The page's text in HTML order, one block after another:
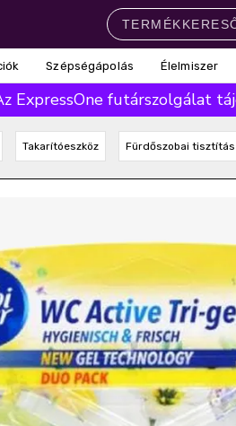
finish
Szépségápolás Élelmiszer
ExpressOne futárszolgálat
Takarítóeszköz Fürdőszobai